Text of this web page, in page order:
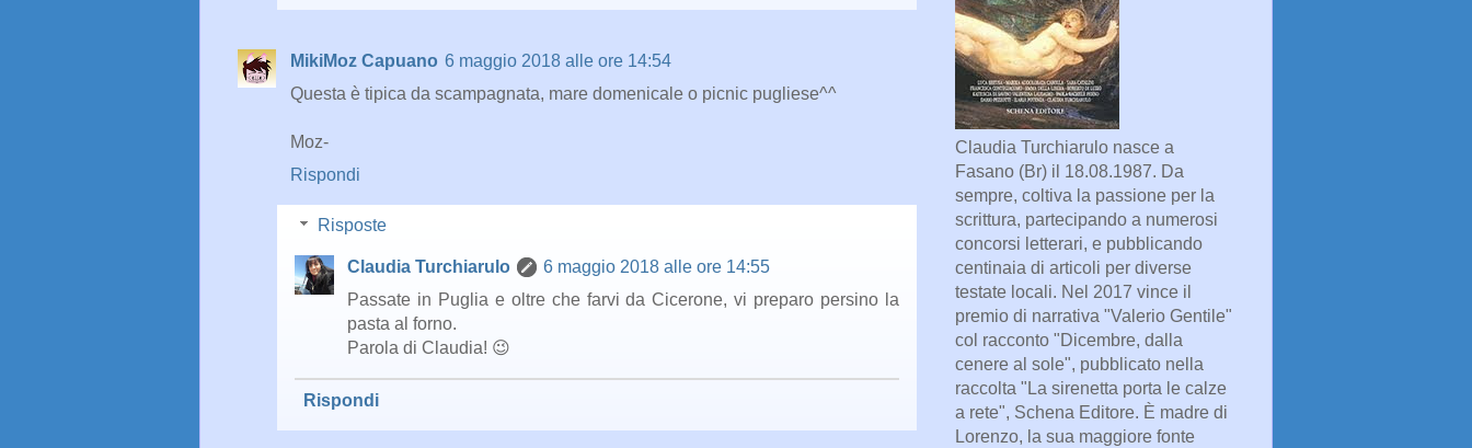
MikiMoz Capuano 6 maggio 2018 alle ore 14:54
Questa è tipica da scampagnata, mare domenicale o picnic pugliese^^
Moz-
Rispondi
Risposte
Claudia Turchiarulo
6 maggio 2018 alle ore 14:55
Passate in Puglia e oltre che farvi da Cicerone, vi preparo persino la
pasta al forno.
Parola di Claudia! 😉
Rispondi
Claudia Turchiarulo nasce a
Fasano (Br) il 18.08.1987. Da
sempre, coltiva la passione per la
scrittura, partecipando a numerosi
concorsi letterari, e pubblicando
centinaia di articoli per diverse
testate locali. Nel 2017 vince il
premio di narrativa "Valerio Gentile"
col racconto "Dicembre, dalla
cenere al sole", pubblicato nella
raccolta "La sirenetta porta le calze
a rete", Schena Editore. È madre di
Lorenzo, la sua maggiore fonte